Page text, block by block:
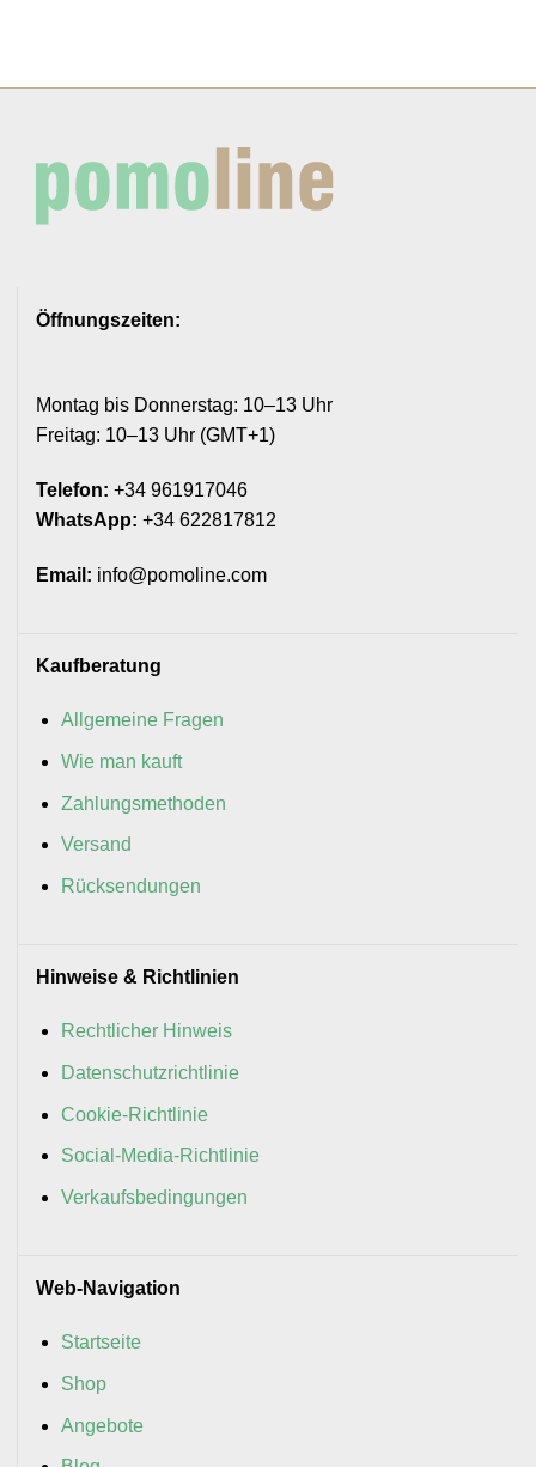
Öffnungszeiten:
Montag bis Donnerstag: 10–13 Uhr
Freitag: 10–13 Uhr (GMT+1)
Telefon: +34 961917046
WhatsApp: +34 622817812
Email: info@pomoline.com
Kaufberatung
Allgemeine Fragen
Wie man kauft
Zahlungsmethoden
Versand
Rücksendungen
Hinweise & Richtlinien
Rechtlicher Hinweis
Datenschutzrichtlinie
Cookie-Richtlinie
Social-Media-Richtlinie
Verkaufsbedingungen
Web-Navigation
Startseite
Shop
Angebote